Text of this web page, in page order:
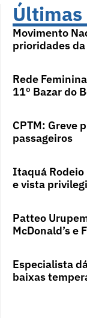
Últimas
Movimento
prioridades
Rede
11º Bazar do
CPTM: Greve
passageiros
Itaquá Rodeio
e vista
Patteo
McDonald’s e
Especialista
baixas